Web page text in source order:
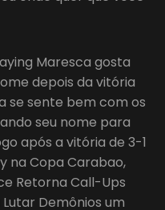
Maresca gosta
depois da vitória
se sente bem com os
seu nome para
após a vitória de 3-1
na Copa Carabao,
Retorna Call-Ups
Demônios um